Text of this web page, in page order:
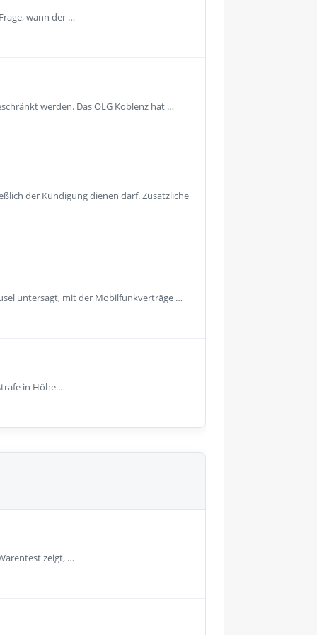
wann der …
werden. Das OLG Koblenz hat …
der Kündigung dienen darf. Zusätzliche
untersagt, mit der Mobilfunkverträge …
in Höhe …
zeigt, …